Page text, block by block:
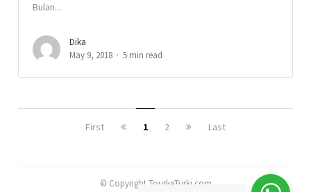
Bulan...
Dika
May 9, 2018
5 min read
First 1 2 Last
© Copyright TourkeTurki.com